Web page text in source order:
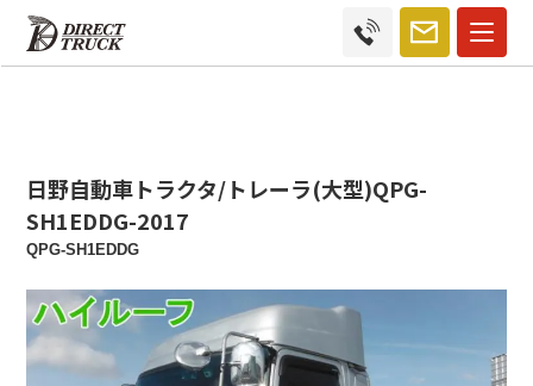
日野自動車トラクタ/トレーラ(大型)QPG-
SH1EDDG-2017
QPG-SH1EDDG